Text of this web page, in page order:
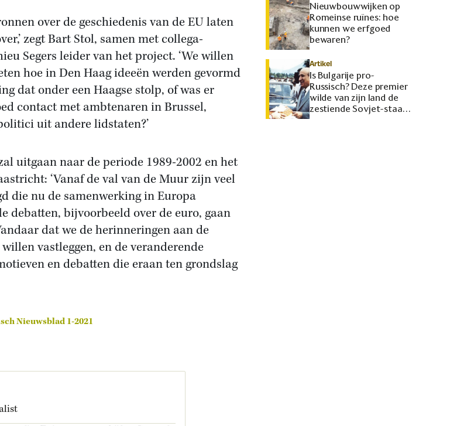
over de geschiedenis van de EU laten
zegt Bart Stol, samen met collega-
Segers leider van het project. ‘We willen
hoe in Den Haag ideeën werden gevormd
dat onder een Haagse stolp, of was er
contact met ambtenaren in Brussel,
uit andere lidstaten?’
uitgaan naar de periode 1989-2002 en het
‘Vanaf de val van de Muur zijn veel
die nu de samenwerking in Europa
debatten, bijvoorbeeld over de euro, gaan
dat we de herinneringen aan de
vastleggen, en de veranderende
en debatten die eraan ten grondslag
Nieuwbouwwijken op
Romeinse ruïnes: hoe
kunnen we erfgoed
bewaren?
Artikel
Is Bulgarije pro-
Russisch? Deze premier
wilde van zijn land de
zestiende Sovjet-staat
maken
Nieuwsblad 1-2021